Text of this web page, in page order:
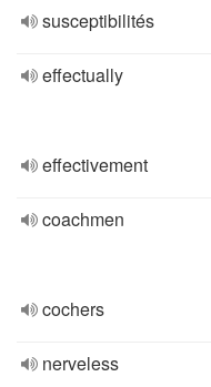
susceptibilités
effectually
effectivement
coachmen
cochers
nerveless